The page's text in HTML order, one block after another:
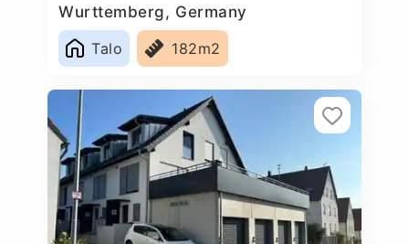
Wurttemberg, Germany
Talo
182m2